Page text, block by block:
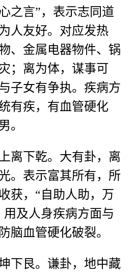
之言”，表示志同道
人友好。对应发热
、金属电器物件、锅
；离为体，谋事可
子女有争执。疾病方
有疾，有血管硬化
。
离下乾。大有卦，离
。表示富其所有，所
获，“自助人助，万
及人身疾病方面与
脑血管硬化破裂。
下艮。谦卦，地中藏